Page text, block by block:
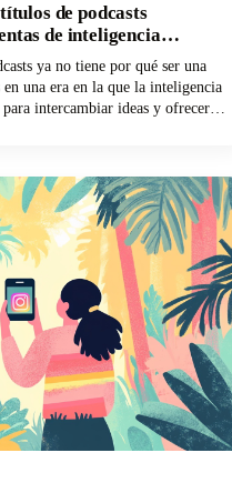
de podcasts
de inteligencia
ya no tiene por qué ser una
una era en la que la inteligencia
intercambiar ideas y ofrecer
fácil de descubrir y que
marca.